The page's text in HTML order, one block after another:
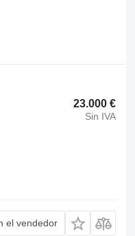
23.000 €
Sin IVA
el vendedor